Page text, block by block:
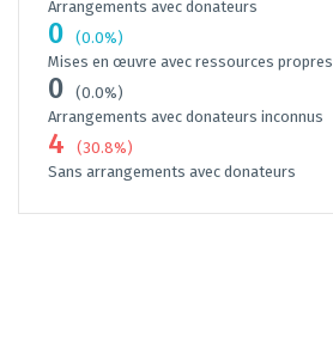
Arrangements avec donateurs
0
(0.0%)
Mises en œuvre avec ressources propres
0
(0.0%)
Arrangements avec donateurs inconnus
4
(30.8%)
Sans arrangements avec donateurs